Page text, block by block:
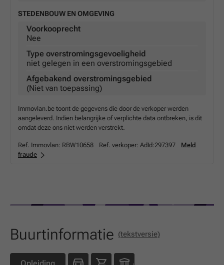
STEDENBOUW EN OMGEVING
Voorkooprecht
Nee
Type overstromingsgevoeligheid
niet gelegen in een overstromingsgebied
Afgebakend overstromingsgebied
(Niet van toepassing)
Immovlan.be toont de gegevens die door de verkoper werden
aangeleverd. Indien belangrijke of verplichte data ontbreken, is dit
omdat deze ons niet werden verstrekt.
Ref. Immovlan: RBW10658 Ref. verkoper: AdId:297397
Meld
fraude
Buurtinformatie (tekstversie)